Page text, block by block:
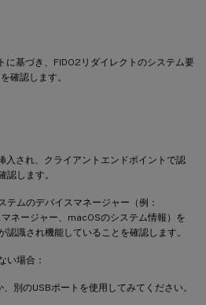
に基づき、FIDO2リダイレクトのシステム要
確認します。
入され、クライアントエンドポイントで認
認します。
テムのデバイスマネージャー（例：
ネージャー、macOSのシステム情報）を
認識され機能していることを確認します。
い場合：
別のUSBポートを使用してみてください。